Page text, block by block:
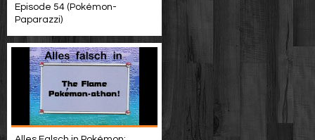
Episode 54 (Pokémon-
Paparazzi)